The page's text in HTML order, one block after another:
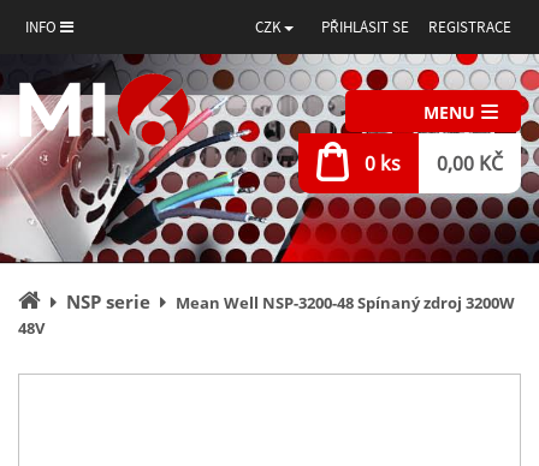
INFO CZK PŘIHLÁSIT SE REGISTRACE
MENU
0 ks 0,00 KČ
Úvodní
stránka
NSP serie
Mean Well NSP-3200-48 Spínaný zdroj 3200W
48V